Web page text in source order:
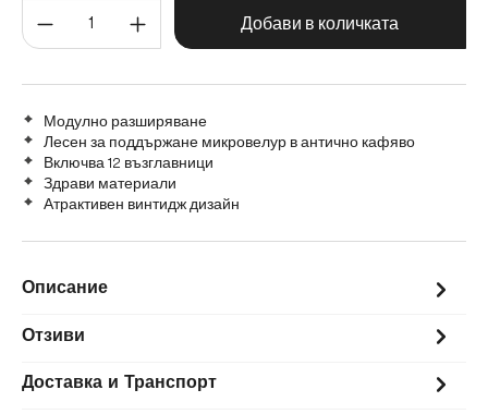
Количество на продукта:
Добави в количката
Модулно разширяване
Лесен за поддържане микровелур в антично кафяво
Включва 12 възглавници
Здрави материали
Атрактивен винтидж дизайн
Описание
Отзиви
Доставка и Транспорт